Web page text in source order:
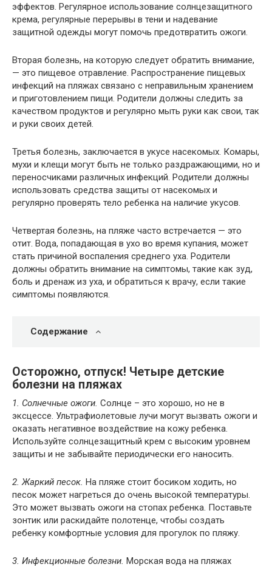
эффектов. Регулярное использование солнцезащитного
крема, регулярные перерывы в тени и надевание
защитной одежды могут помочь предотвратить ожоги.
Вторая болезнь, на которую следует обратить внимание,
— это пищевое отравление. Распространение пищевых
инфекций на пляжах связано с неправильным хранением
и приготовлением пищи. Родители должны следить за
качеством продуктов и регулярно мыть руки как свои, так
и руки своих детей.
Третья болезнь, заключается в укусе насекомых. Комары,
мухи и клещи могут быть не только раздражающими, но и
переносчиками различных инфекций. Родители должны
использовать средства защиты от насекомых и
регулярно проверять тело ребенка на наличие укусов.
Четвертая болезнь, на пляже часто встречается — это
отит. Вода, попадающая в ухо во время купания, может
стать причиной воспаления среднего уха. Родители
должны обратить внимание на симптомы, такие как зуд,
боль и дренаж из уха, и обратиться к врачу, если такие
симптомы появляются.
Содержание
Осторожно, отпуск! Четыре детские
болезни на пляжах
1. Солнечные ожоги. Солнце – это хорошо, но не в
эксцессе. Ультрафиолетовые лучи могут вызвать ожоги и
оказать негативное воздействие на кожу ребенка.
Используйте солнцезащитный крем с высоким уровнем
защиты и не забывайте периодически его наносить.
2. Жаркий песок. На пляже стоит босиком ходить, но
песок может нагреться до очень высокой температуры.
Это может вызвать ожоги на стопах ребенка. Поставьте
зонтик или раскидайте полотенце, чтобы создать
ребенку комфортные условия для прогулок по пляжу.
3. Инфекционные болезни. Морская вода на пляжах